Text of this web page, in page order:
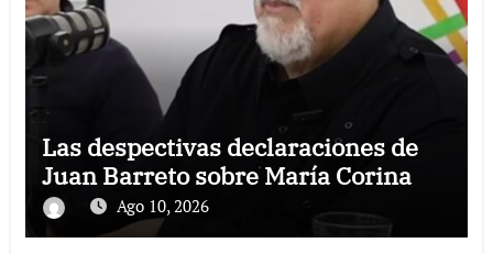
Las despectivas declaraciones de
Juan Barreto sobre María Corina
Ago 10, 2026